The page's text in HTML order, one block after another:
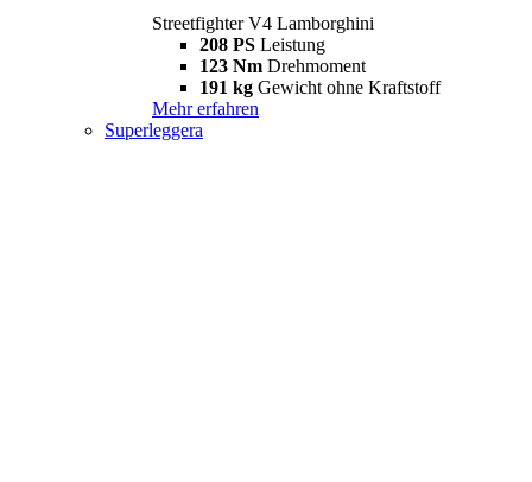
Streetfighter V4 Lamborghini
208 PS Leistung
123 Nm Drehmoment
191 kg Gewicht ohne Kraftstoff
Mehr erfahren
Superleggera